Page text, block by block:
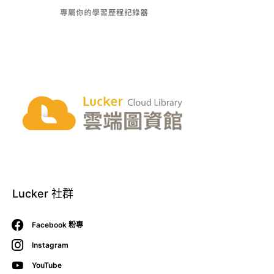
Lucker 社群
Facebook 粉專
Instagram
YouTube